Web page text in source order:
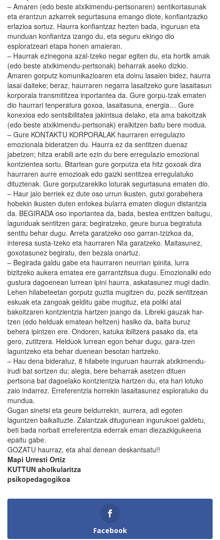
– Amaren (edo beste atxikimendu-pertsonaren) sentikortasunak
eta erantzun azkarrek segurtasuna emango diote, konfiantzazko
erlazioa sortuz. Haurra konfiantzaz hezten bada, inguruan eta
munduan konfiantza izango du, eta seguru ekingo dio
esploratzeari etapa honen amaieran.
– Haurrak ezinegona azal-tzeko negar egiten du, eta hortik amak
(edo beste atxikimendu-pertsonak) beharrak aseko dizkio.
Amaren gorputz komunikazioaren eta doinu lasaien bidez, haurra
lasai daiteke; beraz, haurraren negarra lasaitzeko gure lasaitasun
korporala transmititzea inportantea da. Gure gorpu-tzak ematen
dio haurrari tenperatura goxoa, lasaitasuna, energia… Gure
konexioa edo sentsibilitatea jakintsua delako, eta ama bakoitzak
(edo beste atxikimendu-pertsonak) eraikitzen baitu bere modua.
– Gure KONTAKTU KORPORALAK haurraren erregulazio
emozionala bideratzen du. Haurra ez da sentitzen duenaz
jabetzen; hitza erabili arte ezin du bere erregulazio emozional
kontzientea sortu. Bitartean gure gorputza eta hitz goxoak dira
haurraren aurre emozioak edo gaizki sentitzea erregulatuko
dituztenak. Gure gorputzarekiko loturak segurtasuna ematen dio.
– Haur jaio berriek ez dute oso urrun ikusten, gutxi gorabehera
hobekin ikusten duten enfokea bularra ematen diogun distantzia
da. BEGIRADA oso inportantea da, bada, bestea entitzen baitugu,
lagunduak sentitzen gara; begiratzeko, geure burua begiratuta
sentitu behar dugu. Arreta garatzeko oso garran-tzizkoa da,
interesa susta-tzeko eta haurraren NIa garatzeko. Maitasunez,
goxotasunez begiratu, den bezala onartuz.
– Begirada galdu gabe eta haurraren neurrian ipinita, lurra
bizitzeko aukera ematea ere garrantzitsua dugu. Emozionalki edo
gustura dagoenean lurrean ipini haurra, askatasunez mugi dadin.
Lehen hilabeteetan gorputz guztia mugitzen du, pozik sentitzean
eskuak eta zangoak gelditu gabe mugituz, eta poliki atal
bakoitzaren kontzientzia hartzen joango da. Libreki gauzak har-
tzen (edo helduak ematean heltzen) hasiko da, baita buruz
behera ipintzen ere. Ondoren, katuka ibiltzera pasako da, eta
gero, zutitzera. Helduok lurrean egon behar dugu, gara-tzen
laguntzeko eta behar duenean besotan hartzeko.
– Hau dena bideratuz, 8 hilabete inguruan haurrak atxikimendu-
irudi bat sortzen du; alegia, bere beharrak asetzen dituen
pertsona bat dagoelako kontzientzia hartzen du, eta hari lotuko
zaio indarrez. Erreferentzia horrekin lasaitasunez esploratuko du
mundua.
Gugan sinetsi eta geure beldurrekin, aurrera, adi egoten
laguntzen baikaituzte. Zalantzak ditugunean ingurukoei galdetu,
beti bada norbait erreferentzia ederrak eman diezazkigukeena
epaitu gabe.
GOZATU haurraz, eta ahal denean deskantsatu!!
Mapi Urresti Ortiz
KUTTUN aholkularitza
psikopedagogikoa
Facebook